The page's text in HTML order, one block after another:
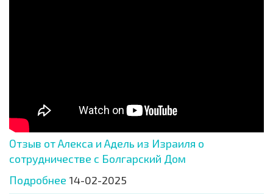
Отзыв от Алекса и Адель из Израиля о
сотрудничестве с Болгарский Дом
Подробнее 14-02-2025